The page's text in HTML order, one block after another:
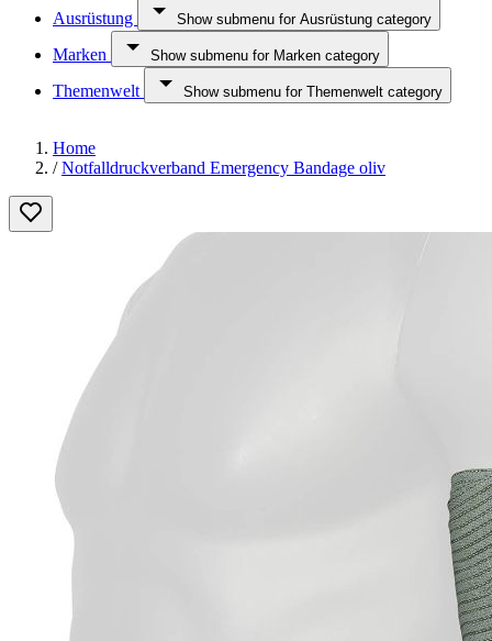
Ausrüstung Show submenu for Ausrüstung category
Marken Show submenu for Marken category
Themenwelt Show submenu for Themenwelt category
Home
/ Notfalldruckverband Emergency Bandage oliv